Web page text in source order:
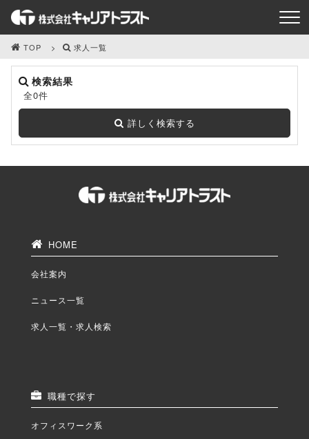
TOP 求人一覧
検索結果
全0件
詳しく検索する
HOME
会社案内
ニュース一覧
求人一覧・求人検索
職種で探す
オフィスワーク系